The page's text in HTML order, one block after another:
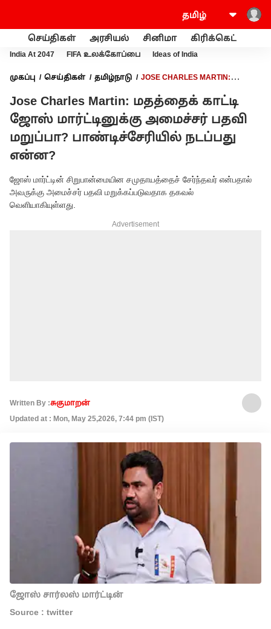
செய்திகள் அரசியல் சினிமா கிரிக்கெட்
India At 2047 FIFA உலக்கோப்பை Ideas of India
முகப்பு செய்திகள் தமிழ்நாடு
JOSE CHARLES MARTIN:
பாண்டிச்சேரியில் நடப்பது என்ன?
Jose Charles Martin: மதத்தைக் காட்டி
ஜோஸ் மார்ட்டினுக்கு அமைச்சர் பதவி
மறுப்பா? பாண்டிச்சேரியில் நடப்பது
என்ன?
ஜோஸ் மார்ட்டின் சிறுபான்மையின சமுதாயத்தைச் சேர்ந்தவர் என்பதால்
அவருக்கு அமைச்சர் பதவி மறுக்கப்படுவதாக தகவல்
வெளியாகியுள்ளது.
Advertisement
Written By :சுகுமாறன்
Updated at : Mon, May 25,2026, 7:44 pm (IST)
ஜோஸ் சார்லஸ் மார்ட்டின்
Source : twitter